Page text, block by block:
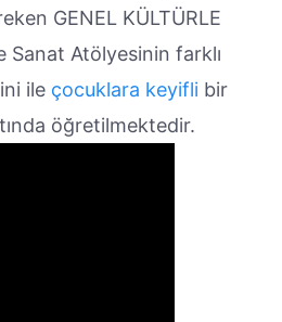
GENEL KÜLTÜRLE
Sanat Atölyesinin farklı
ile çocuklara keyifli bir
öğretilmektedir.